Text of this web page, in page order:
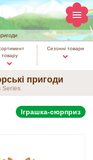
товару
Сезонні товари
пригоди
Series
Іграшка-сюрприз